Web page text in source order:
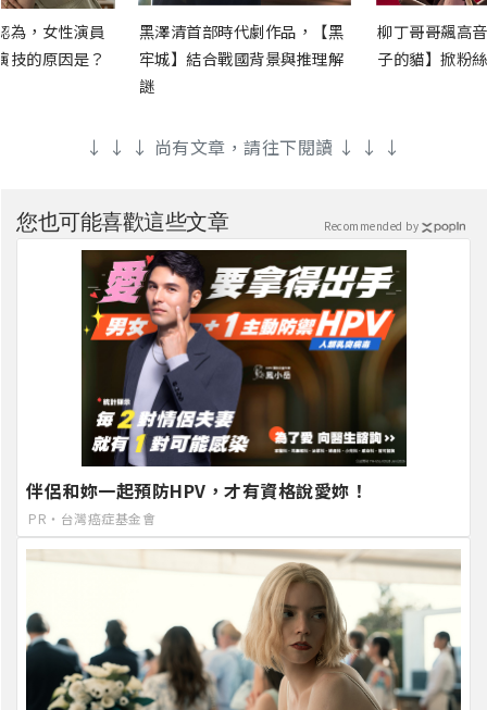
為，女性演員
技的原因是？
黑澤清首部時代劇作品，【黑
牢城】結合戰國背景與推理解
謎
柳丁哥哥飆高
子的貓】掀粉
↓ ↓ ↓ 尚有文章，請往下閱讀 ↓ ↓ ↓
您也可能喜歡這些文章
伴侶和妳一起預防HPV，才有資格說愛妳！
PR・台灣癌症基金會
Recommended by